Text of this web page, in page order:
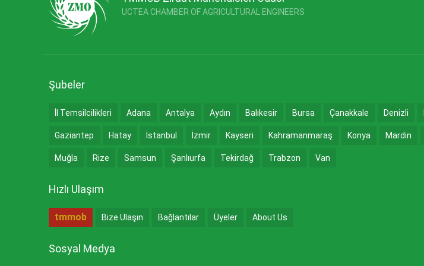
UCTEA CHAMBER OF AGRICULTURAL ENGINEERS
Şubeler
İl Temsilcilikleri Adana Antalya Aydın Balıkesir Bursa Çanakkale Denizli
Gaziantep Hatay İstanbul İzmir Kayseri Kahramanmaraş Konya Mardin
Muğla Rize Samsun Şanlıurfa Tekirdağ Trabzon Van
Hızlı Ulaşım
tmmob Bize Ulaşın Bağlantılar Üyeler About Us
Sosyal Medya